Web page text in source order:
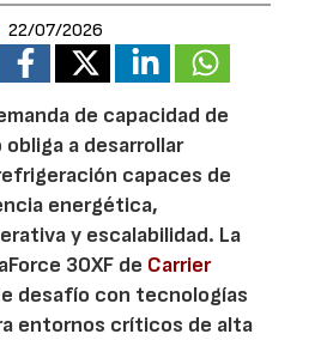
22/07/2026
de capacidad de
a desarrollar
capaces de
energética,
y escalabilidad. La
30XF de Carrier
desafío con tecnologías
entornos críticos de alta